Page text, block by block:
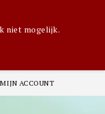
niet mogelijk.
MIJN ACCOUNT